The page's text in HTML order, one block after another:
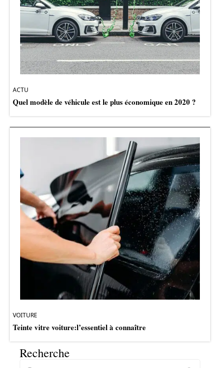
ACTU
Quel modèle de véhicule est le plus économique en 2020 ?
VOITURE
Teinte vitre voiture:l’essentiel à connaître
Recherche